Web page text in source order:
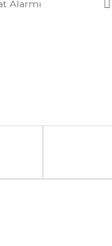
Alarmı